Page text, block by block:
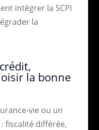
intégrer la SCPI
la
la bonne
vie ou un
fiscalité différée,